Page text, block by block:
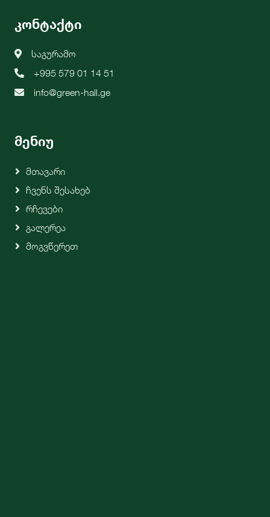
კონტაქტი
საგურამო
+995 579 01 14 51
info@green-hall.ge
მენიუ
Მთავარი
Ჩვენს Შესახებ
Რჩევები
Გალერეა
Მოგვწერეთ